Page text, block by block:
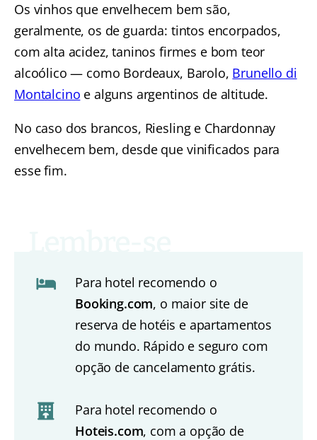
Os vinhos que envelhecem bem são,
geralmente, os de guarda: tintos encorpados,
com alta acidez, taninos firmes e bom teor
alcoólico — como Bordeaux, Barolo, Brunello di
Montalcino e alguns argentinos de altitude.
No caso dos brancos, Riesling e Chardonnay
envelhecem bem, desde que vinificados para
esse fim.
Para hotel recomendo o
Booking.com, o maior site de
reserva de hotéis e apartamentos
do mundo. Rápido e seguro com
opção de cancelamento grátis.
Para hotel recomendo o
Hoteis.com, com a opção de